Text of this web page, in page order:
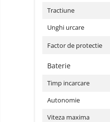
TV si Proiectoare Smart
Camere auto, home si sport
Oglinzi auto smart cu camera
Camere Supraveghere
Mini Video Camera
Accesorii Camere
Tractiune
Unghi urcare
Factor de protectie
Baterie
Timp incarcare
Autonomie
Viteza maxima